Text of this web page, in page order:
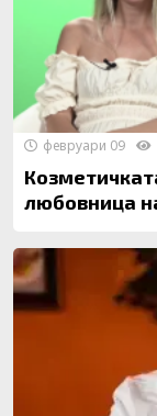
любовница
февруари 09